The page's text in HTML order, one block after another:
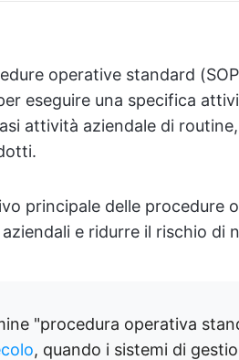
operative standard
eseguire una specifica
attività aziendale di
principale delle procedure
e ridurre il rischio di
"procedura operativa
, quando i sistemi di